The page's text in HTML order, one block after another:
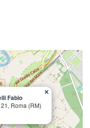
Fabio
Roma (RM)
×